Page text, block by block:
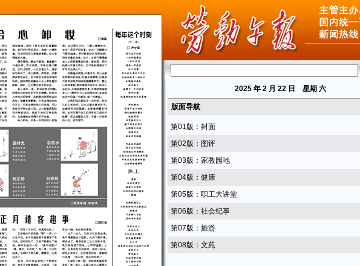
2025 年 2 月 22 日 星期 六
版面导航
第01版：封面
第02版：图评
第03版：家教园地
第04版：健康
第05版：职工大讲堂
第06版：社会纪事
第07版：旅游
第08版：文苑